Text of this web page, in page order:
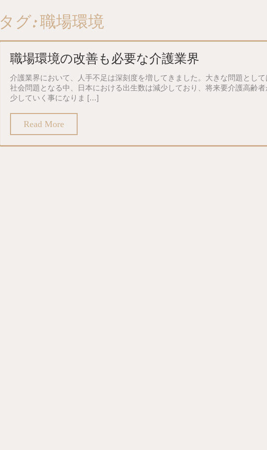
タグ:職場環境
職場環境の改善も必要な介護業界
介護業界において、人手不足は深刻度を増してきました。大きな問題とし
社会問題となる中、日本における出生数は減少しており、将来要介護高齢
少していく事になりま […]
Read More